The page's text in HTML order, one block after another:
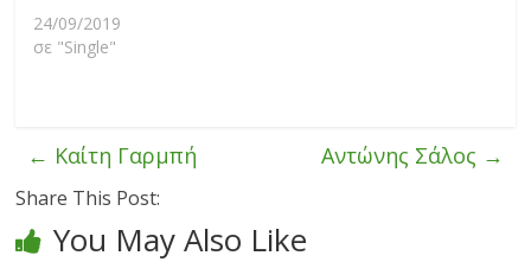
24/09/2019
σε "Single"
← Καίτη Γαρμπή Αντώνης Σάλος →
Share This Post:
You May Also Like